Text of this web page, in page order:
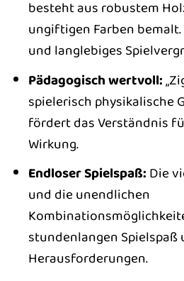
besteht aus robustem
ungiftigen Farben
und langlebiges
Pädagogisch wertvoll:
spielerisch physikalische
fördert das Verständnis
Wirkung.
Endloser Spielspaß: Die
und die unendlichen
stundenlangen Spielspaß
Herausforderungen.